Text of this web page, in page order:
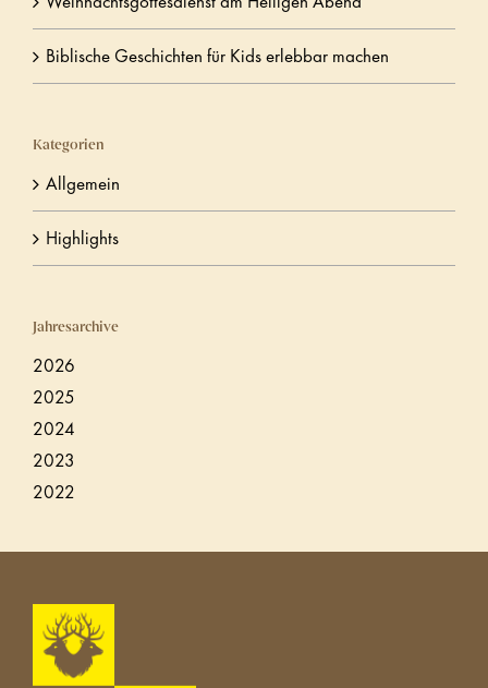
Biblische Geschichten für Kids erlebbar machen
Kategorien
Allgemein
Highlights
Jahresarchive
2026
2025
2024
2023
2022